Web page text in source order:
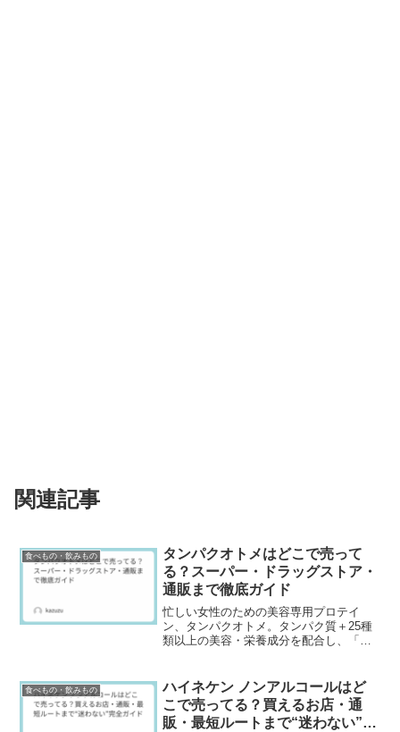
関連記事
食べもの・飲みもの
タンパクオトメはどこで売って
る？スーパー・ドラッグストア・
通販まで徹底ガイド
忙しい女性のための美容専用プロテイ
ン、タンパクオトメ。タンパク質＋25種
類以上の美容・栄養成分を配合し、「お
「ドラックストアにある？」という声も
多いため、この記事ではタン...
食べもの・飲みもの
ハイネケン ノンアルコールはど
こで売ってる？買えるお店・通
販・最短ルートまで“迷わない”完